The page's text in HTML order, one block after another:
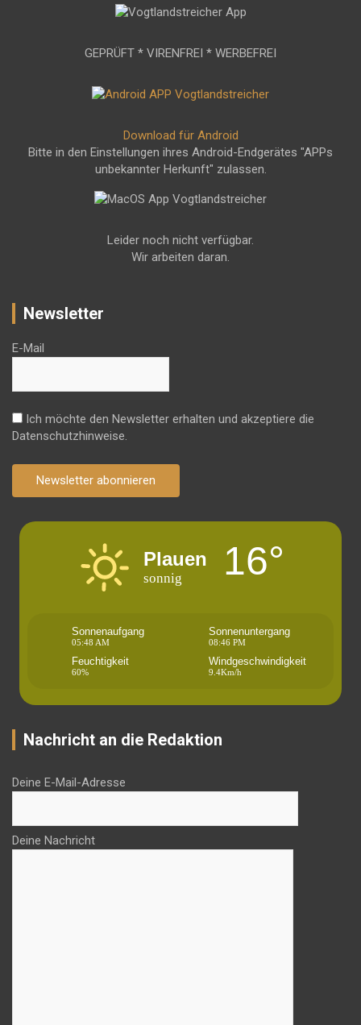
GEPRÜFT * VIRENFREI * WERBEFREI
Download für Android
Bitte in den Einstellungen ihres Android-Endgerätes "APPs
unbekannter Herkunft" zulassen.
Leider noch nicht verfügbar.
Wir arbeiten daran.
Newsletter
E-Mail
Ich möchte den Newsletter erhalten und akzeptiere die
Datenschutzhinweise.
Newsletter abonnieren
Plauen
sonnig 16°
Sonnenaufgang
05:48 AM
Sonnenuntergang
08:46 PM
Feuchtigkeit
60%
Windgeschwindigkeit
9.4Km/h
Nachricht an die Redaktion
Deine E-Mail-Adresse
Deine Nachricht